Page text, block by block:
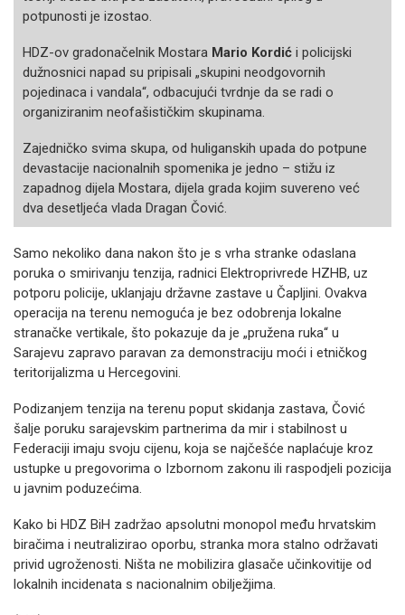
potpunosti je izostao.
HDZ-ov gradonačelnik Mostara Mario Kordić i policijski
dužnosnici napad su pripisali „skupini neodgovornih
pojedinaca i vandala“, odbacujući tvrdnje da se radi o
organiziranim neofašističkim skupinama.
Zajedničko svima skupa, od huliganskih upada do potpune
devastacije nacionalnih spomenika je jedno – stižu iz
zapadnog dijela Mostara, dijela grada kojim suvereno već
dva desetljeća vlada Dragan Čović.
Samo nekoliko dana nakon što je s vrha stranke odaslana
poruka o smirivanju tenzija, radnici Elektroprivrede HZHB, uz
potporu policije, uklanjaju državne zastave u Čapljini. Ovakva
operacija na terenu nemoguća je bez odobrenja lokalne
stranačke vertikale, što pokazuje da je „pružena ruka“ u
Sarajevu zapravo paravan za demonstraciju moći i etničkog
teritorijalizma u Hercegovini.
Podizanjem tenzija na terenu poput skidanja zastava, Čović
šalje poruku sarajevskim partnerima da mir i stabilnost u
Federaciji imaju svoju cijenu, koja se najčešće naplaćuje kroz
ustupke u pregovorima o Izbornom zakonu ili raspodjeli pozicija
u javnim poduzećima.
Kako bi HDZ BiH zadržao apsolutni monopol među hrvatskim
biračima i neutralizirao oporbu, stranka mora stalno održavati
privid ugroženosti. Ništa ne mobilizira glasače učinkovitije od
lokalnih incidenata s nacionalnim obilježjima.